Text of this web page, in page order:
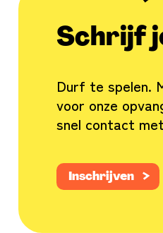
Schrijf
Durf te spelen.
voor onze
snel contact
Inschrijven